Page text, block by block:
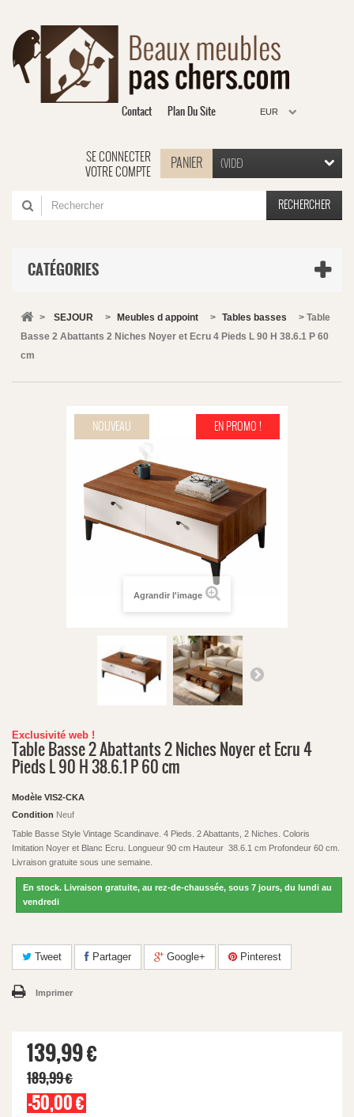
EUR
Contact Plan Du Site
PANIER (VIDE)
SE CONNECTER
VOTRE COMPTE
RECHERCHER
CATÉGORIES
> SEJOUR > Meubles d appoint > Tables basses > Table
Basse 2 Abattants 2 Niches Noyer et Ecru 4 Pieds L 90 H 38.6.1 P 60
cm
NOUVEAU EN PROMO !
Agrandir l'image
Exclusivité web !
Table Basse 2 Abattants 2 Niches Noyer et Ecru 4
Pieds L 90 H 38.6.1 P 60 cm
Modèle VIS2-CKA
Condition Neuf
Table Basse Style Vintage Scandinave. 4 Pieds. 2 Abattants, 2 Niches. Coloris
Imitation Noyer et Blanc Ecru. Longueur 90 cm Hauteur 38.6.1 cm Profondeur 60 cm.
Livraison gratuite sous une semaine.
En stock. Livraison gratuite, au rez-de-chaussée, sous 7 jours, du lundi au
vendredi
Tweet Partager Google+ Pinterest
Imprimer
139,99 €
189,99 €
-50,00 €